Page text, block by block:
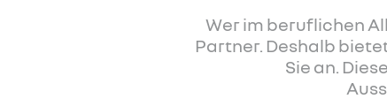
Wer im beruflichen
Partner. Deshalb
Sie an.